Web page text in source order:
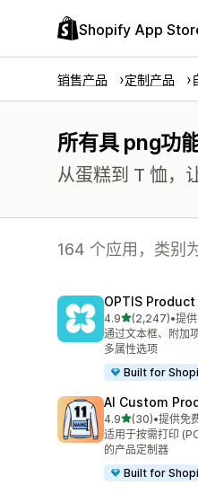
Shopify App
销售产品 定制产品
所有具 png功
从蛋糕到 T 恤，
164 个应用，类别
OPTIS
4.9星（满分 5 星）
(2,247)
总共 2247 条评论
•提
通过文本框、附加
多属性选项
Built for
AI Custom
4.9星（满分 5 星）
(30)
总共 30 条评论
•提供免
适用于按需打印
的产品定制器
Built for